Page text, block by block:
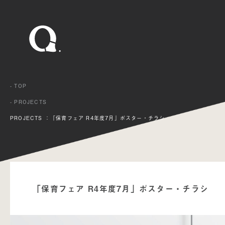
- TOP
- PROJECTS
PROJECTS ：「保育フェア R4年度7月」ポスター・チラシ
「保育フェア R4年度7月」ポスター・チラシ